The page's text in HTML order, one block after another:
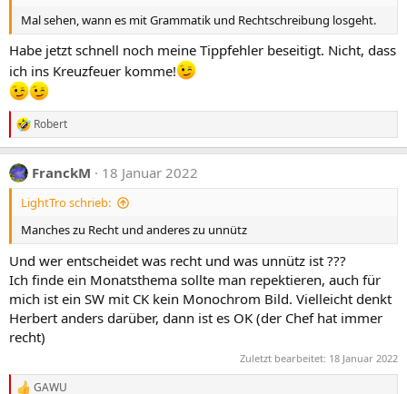
Mal sehen, wann es mit Grammatik und Rechtschreibung losgeht.
Habe jetzt schnell noch meine Tippfehler beseitigt. Nicht, dass
ich ins Kreuzfeuer komme!
R
e
a
k
t
e
n
:
Robert
FranckM 18 Januar 2022
LightTro schrieb:
Manches zu Recht und anderes zu unnütz
Und wer entscheidet was recht und was unnütz ist ???
Ich finde ein Monatsthema sollte man repektieren, auch für
mich ist ein SW mit CK kein Monochrom Bild. Vielleicht denkt
Herbert anders darüber, dann ist es OK (der Chef hat immer
recht)
Zuletzt bearbeitet: 18 Januar 2022
GAWU